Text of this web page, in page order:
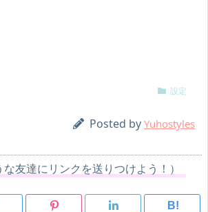
設定
Posted by Yuhostyles
友達にリンクを送りつけよう！）
B!